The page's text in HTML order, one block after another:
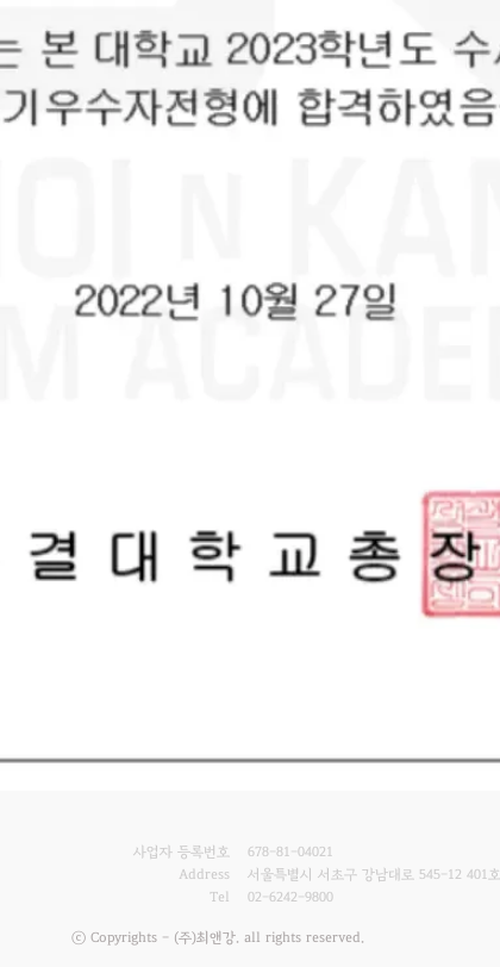
사업자 등록번호
Address
Tel
678-81-04021
서울특별시 서초구 강남대로 545-12 401호
02-6242-9800
ⓒ Copyrights - (주)최앤강. all rights reserved.